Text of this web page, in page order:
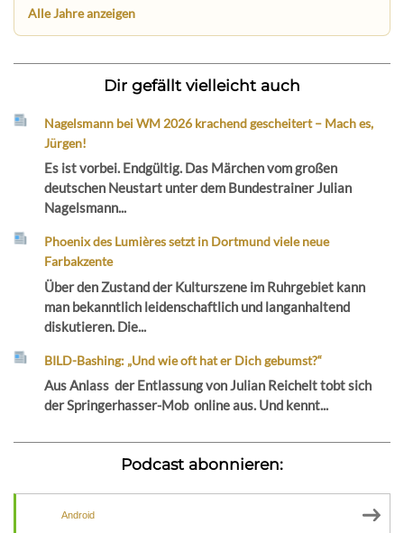
Alle Jahre anzeigen
Dir gefällt vielleicht auch
Nagelsmann bei WM 2026 krachend gescheitert – Mach es,
Jürgen!
Es ist vorbei. Endgültig. Das Märchen vom großen
deutschen Neustart unter dem Bundestrainer Julian
Nagelsmann...
Phoenix des Lumières setzt in Dortmund viele neue
Farbakzente
Über den Zustand der Kulturszene im Ruhrgebiet kann
man bekanntlich leidenschaftlich und langanhaltend
diskutieren. Die...
BILD-Bashing: „Und wie oft hat er Dich gebumst?“
Aus Anlass der Entlassung von Julian Reichelt tobt sich
der Springerhasser-Mob online aus. Und kennt...
Podcast abonnieren:
Android